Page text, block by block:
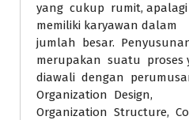
yang cukup rumit,
memiliki karyawan dalam
jumlah besar.
merupakan suatu proses
diawali dengan
Organization Design,
Organization Structure,